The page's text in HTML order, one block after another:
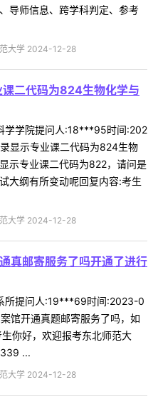
导师信息、跨学科判定、参考
大学 2024-12-28
二代码为824生物化学与
学学院提问人:18***95时间:202
显示专业课二代码为824生物
示专业课二代码为822，请问是
大纲有所变动呢回复内容:考生
大学 2024-12-28
真邮寄服务了吗开通了进行
所提问人:19***69时间:2023-0
馆开通真题邮寄服务了吗，如
你好，欢迎报考东北师范大
...
大学 2024-12-28